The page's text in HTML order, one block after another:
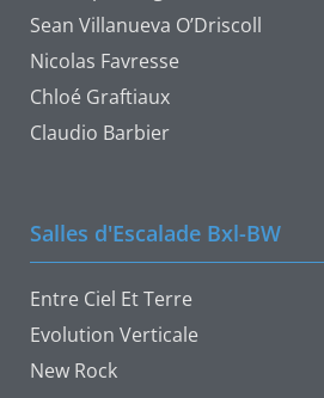
Sean Villanueva O’Driscoll
Nicolas Favresse
Chloé Graftiaux
Claudio Barbier
Salles d'Escalade Bxl-BW
Entre Ciel Et Terre
Evolution Verticale
New Rock